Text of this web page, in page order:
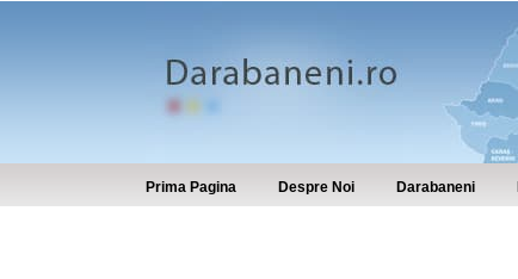
Prima Pagina Despre Noi Darabaneni